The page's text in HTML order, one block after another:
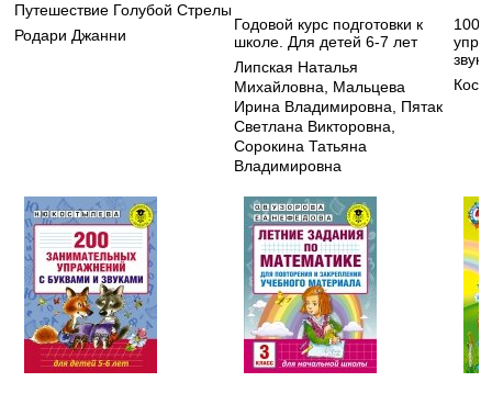
Путешествие Голубой Стрелы
Родари Джанни
Годовой курс подготовки к
школе. Для детей 6-7 лет
Липская Наталья
Михайловна
Мальцева
Ирина Владимировна
Пятак
Светлана Викторовна
Сорокина Татьяна
Владимировна
100